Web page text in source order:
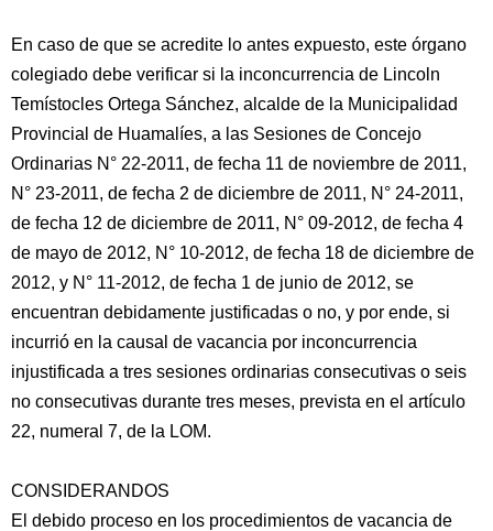
En caso de que se acredite lo antes expuesto, este órgano
colegiado debe verificar si la inconcurrencia de Lincoln
Temístocles Ortega Sánchez, alcalde de la Municipalidad
Provincial de Huamalíes, a las Sesiones de Concejo
Ordinarias N° 22-2011, de fecha 11 de noviembre de 2011,
N° 23-2011, de fecha 2 de diciembre de 2011, N° 24-2011,
de fecha 12 de diciembre de 2011, N° 09-2012, de fecha 4
de mayo de 2012, N° 10-2012, de fecha 18 de diciembre de
2012, y N° 11-2012, de fecha 1 de junio de 2012, se
encuentran debidamente justificadas o no, y por ende, si
incurrió en la causal de vacancia por inconcurrencia
injustificada a tres sesiones ordinarias consecutivas o seis
no consecutivas durante tres meses, prevista en el artículo
22, numeral 7, de la LOM.
CONSIDERANDOS
El debido proceso en los procedimientos de vacancia de